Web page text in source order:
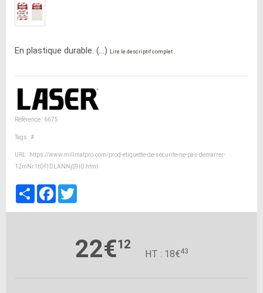
En plastique durable. (...) Lire le descriptif complet
Référence : 6675
Tags :#
URL : https://www.millmatpro.com/prod-etiquette-de-securite-ne-pas-demarrer-
12mNr1tOf1DLANNjS9l0.html
PartagerFacebook
22€12
HT : 18€43